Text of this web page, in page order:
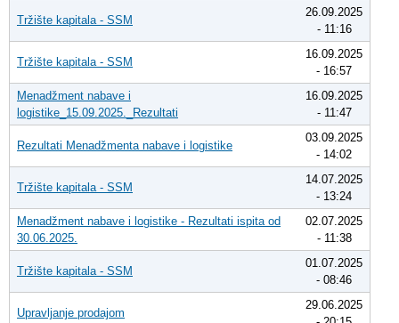
Tržište kapitala - SSM
26.09.2025
- 11:16
Tržište kapitala - SSM
16.09.2025
- 16:57
Menadžment nabave i
logistike_15.09.2025._Rezultati
16.09.2025
- 11:47
Rezultati Menadžmenta nabave i logistike
03.09.2025
- 14:02
Tržište kapitala - SSM
14.07.2025
- 13:24
Menadžment nabave i logistike - Rezultati ispita od
30.06.2025.
02.07.2025
- 11:38
Tržište kapitala - SSM
01.07.2025
- 08:46
Upravljanje prodajom
29.06.2025